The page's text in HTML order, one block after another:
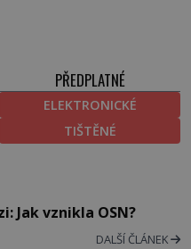
PŘEDPLATNÉ
ELEKTRONICKÉ
TIŠTĚNÉ
Jak vznikla OSN?
DALŠÍ ČLÁNEK